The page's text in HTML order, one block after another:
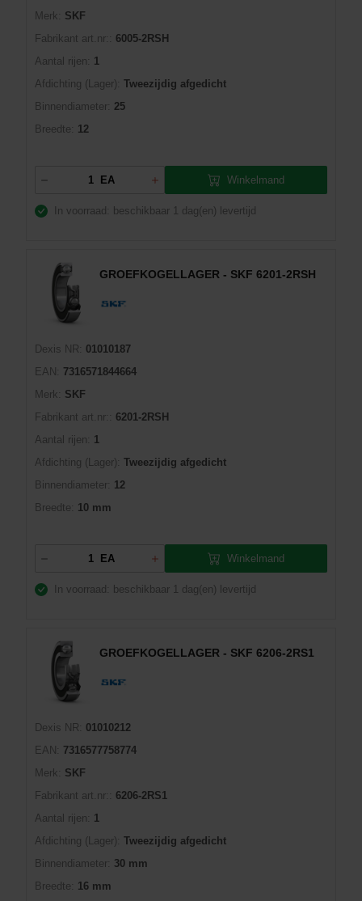
Merk:
SKF
Fabrikant art.nr::
6005-2RSH
Aantal rijen:
1
Afdichting (Lager): Tweezijdig afgedicht
Binnendiameter: 25
Breedte:
12
EA Winkelmand
In voorraad: beschikbaar 1 dag(en) levertijd
GROEFKOGELLAGER - SKF 6201-2RSH
Dexis NR:
01010187
EAN:
7316571844664
Merk:
SKF
Fabrikant art.nr::
6201-2RSH
Aantal rijen:
1
Afdichting (Lager): Tweezijdig afgedicht
Binnendiameter: 12
Breedte:
10 mm
EA Winkelmand
In voorraad: beschikbaar 1 dag(en) levertijd
GROEFKOGELLAGER - SKF 6206-2RS1
Dexis NR:
01010212
EAN:
7316577758774
Merk:
SKF
Fabrikant art.nr::
6206-2RS1
Aantal rijen:
1
Afdichting (Lager): Tweezijdig afgedicht
Binnendiameter: 30 mm
Breedte:
16 mm